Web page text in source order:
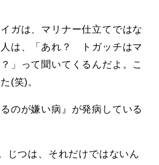
ガは、マリナー仕立てではな
は、「あれ？ トガッチはマ
」って聞いてくるんだよ。こ
(笑)。
のが嫌い病』が発病している
じつは、それだけではないん